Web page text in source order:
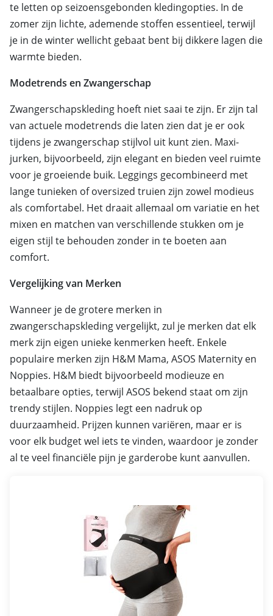
te letten op seizoensgebonden kledingopties. In de
zomer zijn lichte, ademende stoffen essentieel, terwijl
je in de winter wellicht gebaat bent bij dikkere lagen die
warmte bieden.
Modetrends en Zwangerschap
Zwangerschapskleding hoeft niet saai te zijn. Er zijn tal
van actuele modetrends die laten zien dat je er ook
tijdens je zwangerschap stijlvol uit kunt zien. Maxi-
jurken, bijvoorbeeld, zijn elegant en bieden veel ruimte
voor je groeiende buik. Leggings gecombineerd met
lange tunieken of oversized truien zijn zowel modieus
als comfortabel. Het draait allemaal om variatie en het
mixen en matchen van verschillende stukken om je
eigen stijl te behouden zonder in te boeten aan
comfort.
Vergelijking van Merken
Wanneer je de grotere merken in
zwangerschapskleding vergelijkt, zul je merken dat elk
merk zijn eigen unieke kenmerken heeft. Enkele
populaire merken zijn H&M Mama, ASOS Maternity en
Noppies. H&M biedt bijvoorbeeld modieuze en
betaalbare opties, terwijl ASOS bekend staat om zijn
trendy stijlen. Noppies legt een nadruk op
duurzaamheid. Prijzen kunnen variëren, maar er is
voor elk budget wel iets te vinden, waardoor je zonder
al te veel financiële pijn je garderobe kunt aanvullen.